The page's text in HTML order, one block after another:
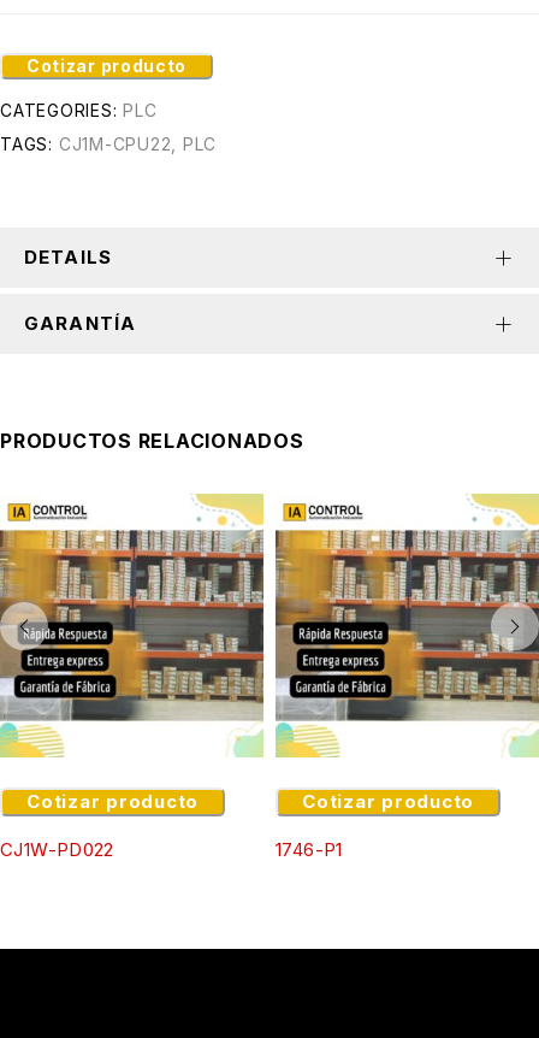
Cotizar producto
CATEGORIES: PLC
TAGS: CJ1M-CPU22 PLC
DETAILS
GARANTÍA
PRODUCTOS RELACIONADOS
Cotizar producto
CJ1W-PD022
Cotizar producto
1746-P1